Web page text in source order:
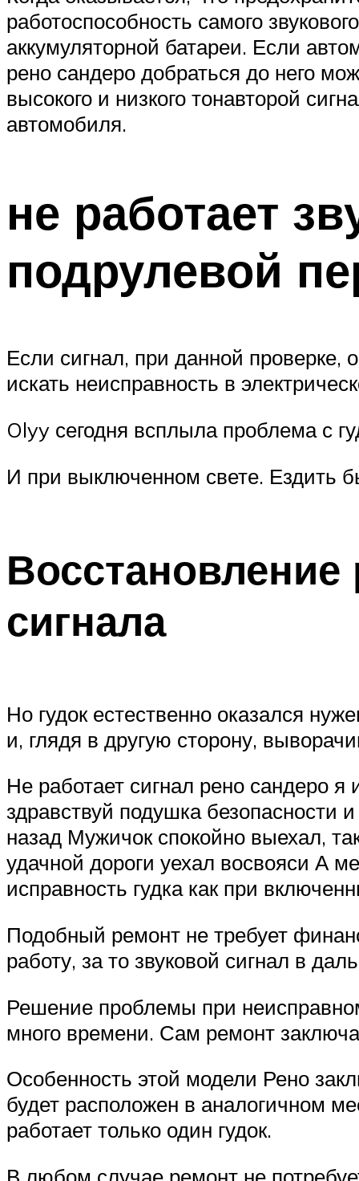
работоспособность самого
аккумуляторной батареи. Если
рено сандеро добраться до него
высокого и низкого тонавторой
автомобиля.
не работает
подрулевой
Если сигнал, при данной проверке,
искать неисправность в
Olyy сегодня всплыла проблема с
И при выключенном свете. Ездить
Восстановление
сигнала
Но гудок естественно оказался
и, глядя в другую сторону,
Не работает сигнал рено сандеро я
здравствуй подушка безопасности
назад Мужичок спокойно выехал,
удачной дороги уехал восвояси А
исправность гудка как при
Подобный ремонт не требует
работу, за то звуковой сигнал в
Решение проблемы при
много времени. Сам ремонт
Особенность этой модели Рено
будет расположен в аналогичном
работает только один гудок.